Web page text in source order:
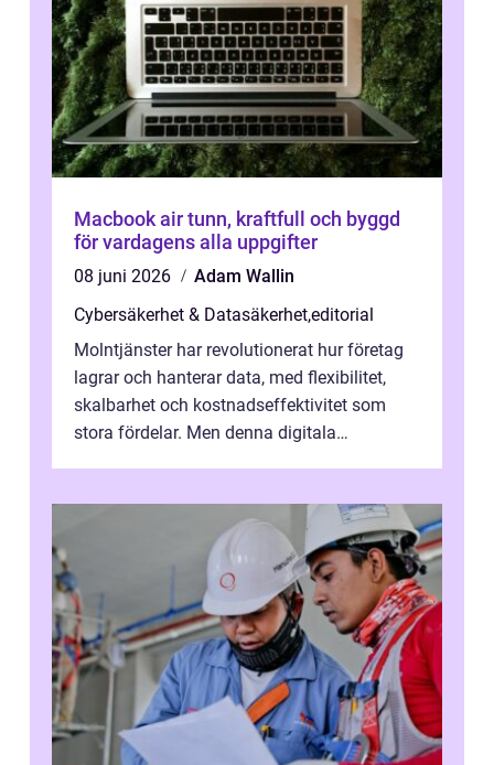
Macbook air tunn, kraftfull och byggd
för vardagens alla uppgifter
08 juni 2026
Adam Wallin
Cybersäkerhet & Datasäkerhet,editorial
Molntjänster har revolutionerat hur företag
lagrar och hanterar data, med flexibilitet,
skalbarhet och kostnadseffektivitet som
stora fördelar. Men denna digitala